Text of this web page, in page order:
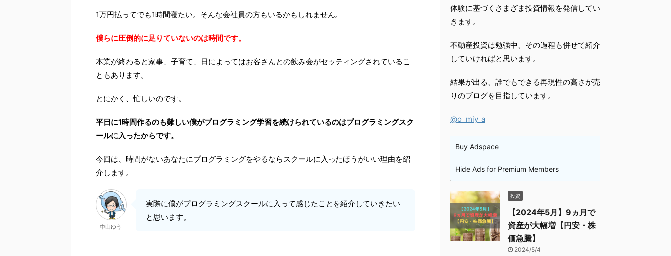
1万円払ってでも1時間寝たい。そんな会社員の方もいるかもしれません。
僕らに圧倒的に足りていないのは時間です。
本業が終わると家事、子育て、日によってはお客さんとの飲み会がセッティングされているこ
ともあります。
とにかく、忙しいのです。
平日に1時間作るのも難しい僕がプログラミング学習を続けられているのはプログラミングスク
ールに入ったからです。
今回は、時間がないあなたにプログラミングをやるならスクールに入ったほうがいい理由を紹
介します。
中山ゆう
実際に僕がプログラミングスクールに入って感じたことを紹介していきたい
と思います。
体験に基づくさまざま投資情報を発信してい
きます。
不動産投資は勉強中、その過程も併せて紹介
していければと思います。
結果が出る、誰でもできる再現性の高さが売
りのブログを目指しています。
@o_miy_a
Buy Adspace
Hide Ads for Premium Members
投資
【2024年5月】9ヵ月で
資産が大幅増【円安・株
価急騰】
2024/5/4